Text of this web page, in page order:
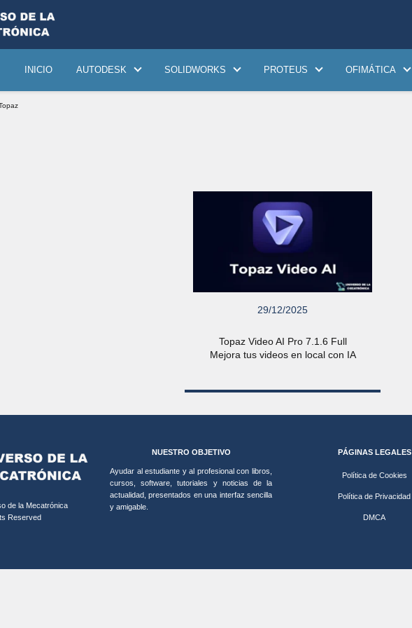
INICIO AUTODESK SOLIDWORKS PROTEUS OFIMÁTICA
29/12/2025
Topaz Video AI Pro 7.1.6 Full
Mejora tus videos en local con IA
de la Mecatrónica
Reserved
NUESTRO OBJETIVO
Ayudar al estudiante y al profesional con libros,
cursos, software, tutoriales y noticias de la
actualidad, presentados en una interfaz sencilla
y amigable.
PÁGINAS LEGALES
Política de Cookies
Política de Privacidad
DMCA